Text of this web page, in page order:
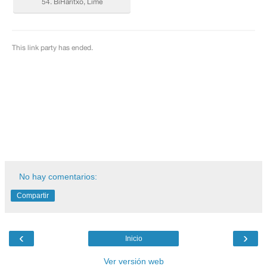
No hay comentarios:
Compartir
‹ ›
Inicio
Ver versión web